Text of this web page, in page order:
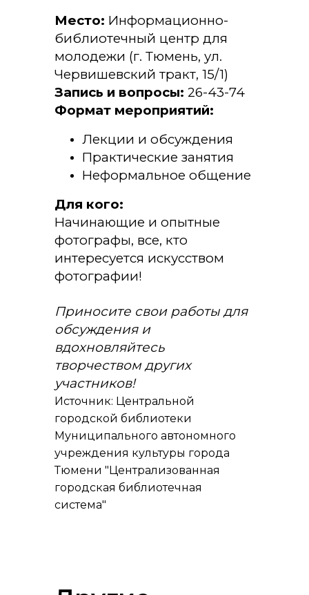
Место: Информационно-
библиотечный центр для
молодежи (г. Тюмень, ул.
Червишевский тракт, 15/1)
Запись и вопросы: 26-43-74
Формат мероприятий:
Лекции и обсуждения
Практические занятия
Неформальное общение
Для кого:
Начинающие и опытные
фотографы, все, кто
интересуется искусством
фотографии!
Приносите свои работы для
обсуждения и
вдохновляйтесь
творчеством других
участников!
Источник: Центральной
городской библиотеки
Муниципального автономного
учреждения культуры города
Тюмени "Централизованная
городская библиотечная
система"